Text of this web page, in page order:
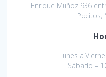
Enrique Muñoz 936
Pocitos,
Lunes a
Sábado –